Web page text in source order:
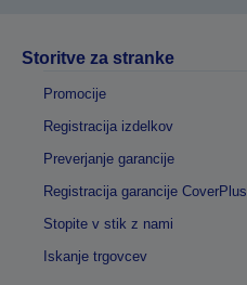
Storitve za stranke
Promocije
Registracija izdelkov
Preverjanje garancije
Registracija garancije CoverPlus
Stopite v stik z nami
Iskanje trgovcev